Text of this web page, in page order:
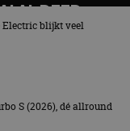
AL DEED
Electric blijkt veel
S (2026), dé allround